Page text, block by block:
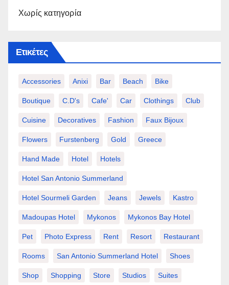
Χωρίς κατηγορία
Ετικέτες
Accessories Anixi Bar Beach Bike
Boutique C.d's Cafe' Car Clothings Club
Cuisine Decoratives Fashion Faux Bijoux
Flowers Furstenberg Gold Greece
Hand Made Hotel Hotels
Hotel San Antonio Summerland
Hotel Sourmeli Garden Jeans Jewels Kastro
Madoupas Hotel Mykonos Mykonos Bay Hotel
Pet Photo Express Rent Resort Restaurant
Rooms San Antonio Summerland Hotel Shoes
Shop Shopping Store Studios Suites